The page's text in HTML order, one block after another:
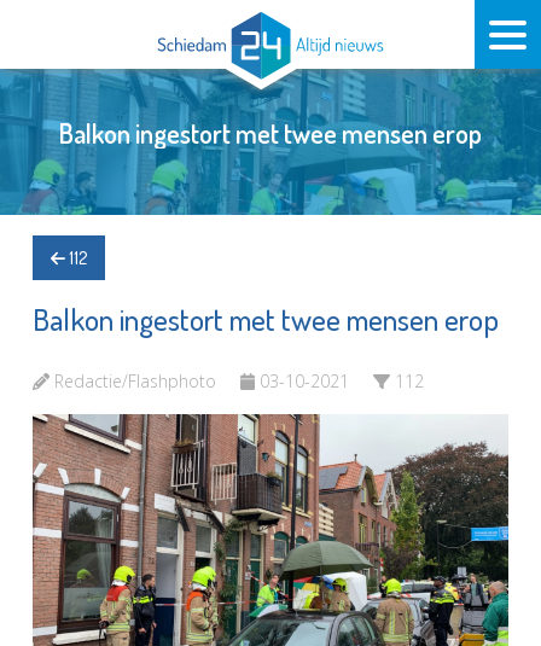
Balkon ingestort met twee mensen erop
112
Balkon ingestort met twee mensen erop
Redactie/Flashphoto 03-10-2021 112